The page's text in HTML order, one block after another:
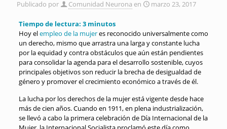
Publicado por Comunidad Neurona en marzo 23, 2017
Tiempo de lectura: 3 minutos
Hoy elempleo de la mujeres reconocido universalmente como
un derecho, mismo que arrastra una larga y constante lucha
por la equidad y contra obstáculos que aún están pendientes
para consolidar la agenda para el desarrollo sostenible, cuyos
principales objetivos son reducir la brecha de desigualdad de
género y promover el crecimiento económico a través de él.
La lucha por los derechos de la mujer está vigente desde hace
más de cien años. Cuando en 1911, en plena industrialización,
se llevó a cabo la primera celebración de Día Internacional de la